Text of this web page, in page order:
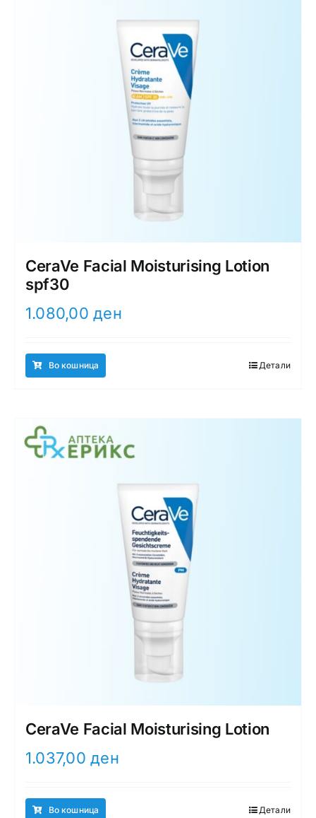
CeraVe Facial Moisturising Lotion
spf30
1.080,00ден
Во кошница Детали
CeraVe Facial Moisturising Lotion
1.037,00ден
Во кошница Детали